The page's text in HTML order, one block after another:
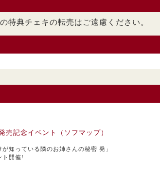
た際の特典チェキの転売はご
売記念イベント（ソフマップ）
が知っている隣のお姉さんの秘密 発」
ト開催!